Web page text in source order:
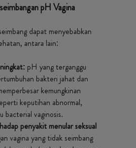
pH Vagina
dapat menyebabkan
antara lain:
pH yang terganggu
bakteri jahat dan
kemungkinan
keputihan abnormal,
bacterial vaginosis.
penyakit menular seksual
vagina yang tidak seimbang